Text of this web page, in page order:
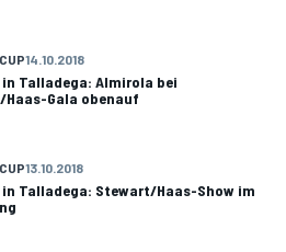
14.10.2018
in Talladega: Almirola bei
Gala obenauf
13.10.2018
in Talladega: Stewart/Haas-Show im